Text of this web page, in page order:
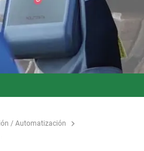
/ Automatización